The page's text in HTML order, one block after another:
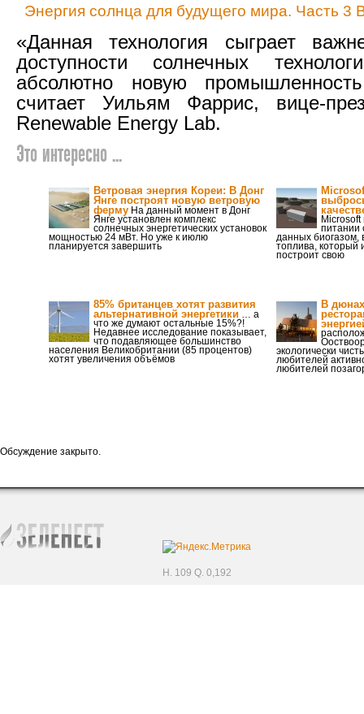
Энергия солнца для будущего мира. Часть 3
«Данная технология сыграет
доступности солнечных
абсолютно новую
считает Уильям Фаррис, вице-
Renewable Energy Lab.
Это интересно ...
Ветровая энергия Кореи: В Донг
Янге построят новую ветровую
ферму На данный момент в Донг
Янге установлен комплекс
солнечных энергетических установок
мощностью 24 мВт. Но уже к июлю
планируется завершить
питании
данных
топлива, который
построит свою
85% британцев хотят развития
альтернативной энергетики … а
что же думают остальные 15%?!
Недавнее исследование показывает,
что подавляющее большинство
населения Великобритании (85 процентов)
хотят увеличения объёмов
В
экологически
любителей
любителей
Обсуждение закрыто.
H. 109 Q. 0,192